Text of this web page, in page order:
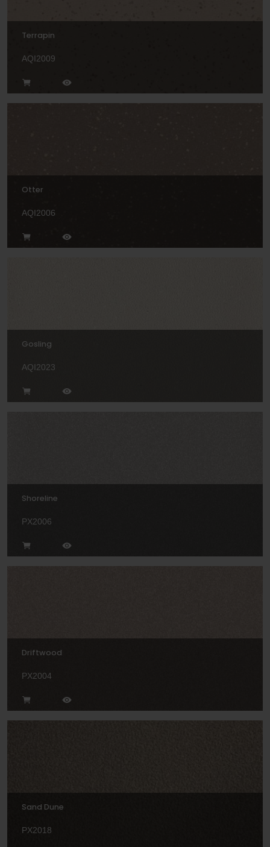
Terrapin
AQI2009
Otter
AQI2006
Gosling
AQI2023
Shoreline
PX2006
Driftwood
PX2004
Sand Dune
PX2018